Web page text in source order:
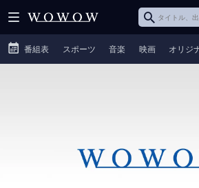
番組表 スポーツ 音楽 映画 オリジ